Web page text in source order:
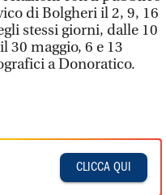
di Bolgheri il 2, 9, 16
stessi giorni, dalle 10
30 maggio, 6 e 13
a Donoratico.
CLICCA QUI